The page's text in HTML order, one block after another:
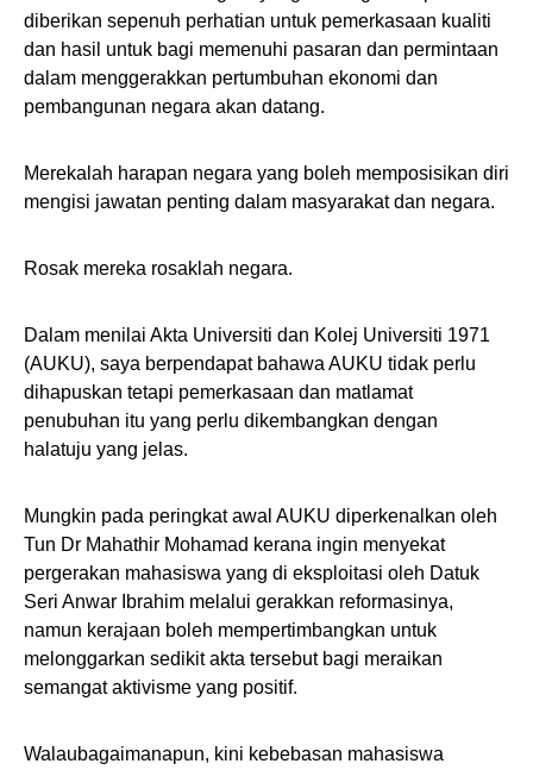
diberikan sepenuh perhatian untuk pemerkasaan kualiti
dan hasil untuk bagi memenuhi pasaran dan permintaan
dalam menggerakkan pertumbuhan ekonomi dan
pembangunan negara akan datang.
Merekalah harapan negara yang boleh memposisikan diri
mengisi jawatan penting dalam masyarakat dan negara.
Rosak mereka rosaklah negara.
Dalam menilai Akta Universiti dan Kolej Universiti 1971
(AUKU), saya berpendapat bahawa AUKU tidak perlu
dihapuskan tetapi pemerkasaan dan matlamat
penubuhan itu yang perlu dikembangkan dengan
halatuju yang jelas.
Mungkin pada peringkat awal AUKU diperkenalkan oleh
Tun Dr Mahathir Mohamad kerana ingin menyekat
pergerakan mahasiswa yang di eksploitasi oleh Datuk
Seri Anwar Ibrahim melalui gerakkan reformasinya,
namun kerajaan boleh mempertimbangkan untuk
melonggarkan sedikit akta tersebut bagi meraikan
semangat aktivisme yang positif.
Walaubagaimanapun, kini kebebasan mahasiswa